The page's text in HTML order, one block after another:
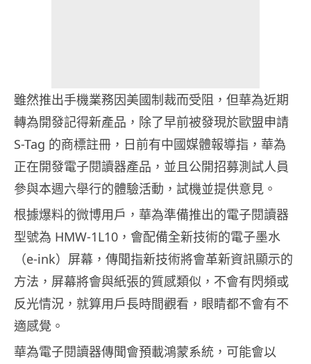
雖然推出手機業務因美國制裁而受阻，但華為近期
轉為開發記得新產品，除了早前被發現於歐盟申請
S-Tag 的商標註冊，日前有中國媒體報導指，華為
正在開發電子閱讀器產品，並且公開招募測試人員
參與本週六舉行的體驗活動，試機並提供意見。
根據爆料的微博用戶，華為準備推出的電子閱讀器
型號為 HMW-1L10，會配備全新技術的電子墨水
（e-ink）屏幕，傳聞指新技術將會革新資訊顯示的
方法，屏幕將會與紙張的質感類似，不會有閃頻或
反光情況，就算用戶長時間觀看，眼睛都不會有不
適感覺。
華為電子閱讀器傳聞會預載鴻蒙系統，可能會以